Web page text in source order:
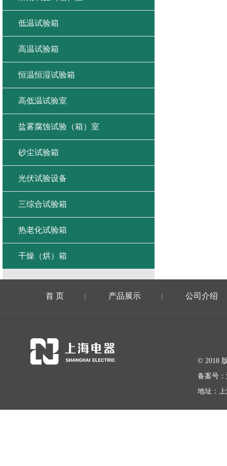
低温试验箱
高温试验箱
恒温恒湿试验箱
高低温试验室
盐雾腐蚀试验（箱）室
砂尘试验箱
光伏试验设备
三综合试验箱
热老化试验箱
干燥（烘）箱
首 页 | 产品展示 | 公司介绍
© 2018
备案号：
地址：